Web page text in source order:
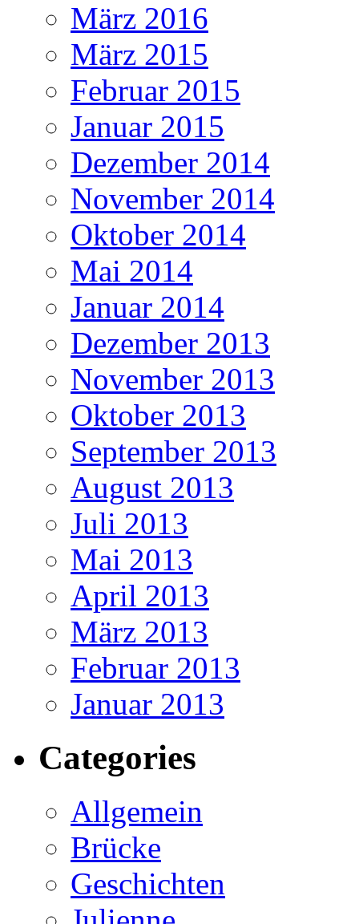
März 2016
März 2015
Februar 2015
Januar 2015
Dezember 2014
November 2014
Oktober 2014
Mai 2014
Januar 2014
Dezember 2013
November 2013
Oktober 2013
September 2013
August 2013
Juli 2013
Mai 2013
April 2013
März 2013
Februar 2013
Januar 2013
Categories
Allgemein
Brücke
Geschichten